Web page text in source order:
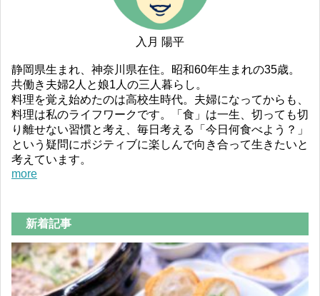
入月 陽平
静岡県生まれ、神奈川県在住。昭和60年生まれの35歳。
共働き夫婦2人と娘1人の三人暮らし。
料理を覚え始めたのは高校生時代。夫婦になってからも、
料理は私のライフワークです。「食」は一生、切っても切
り離せない習慣と考え、毎日考える「今日何食べよう？」
という疑問にポジティブに楽しんで向き合って生きたいと
考えています。
more
新着記事